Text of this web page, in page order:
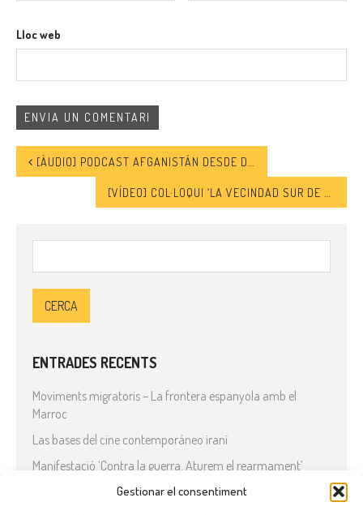
Gestionar el consentiment
Lloc web
[ÀUDIO] PODCAST AFGANISTÁN DESDE DENTRO. LA VIDA BAJO EL NUEVO EMIRATO INSTALADO POR LOS TALIBANES
ENTRADES RECENTS
Moviments migratoris – La frontera espanyola amb el
Marroc
Las bases del cine contemporáneo iraní
Manifestació ‘Contra la guerra. Aturem el rearmament’
En solidaritat amb el Líban